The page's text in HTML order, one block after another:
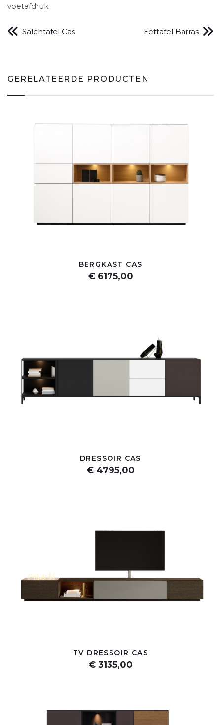
voetafdruk.
Salontafel Cas Eettafel Barras
GERELATEERDE PRODUCTEN
BERGKAST CAS
€ 6175,00
DRESSOIR CAS
€ 4795,00
TV DRESSOIR CAS
€ 3135,00